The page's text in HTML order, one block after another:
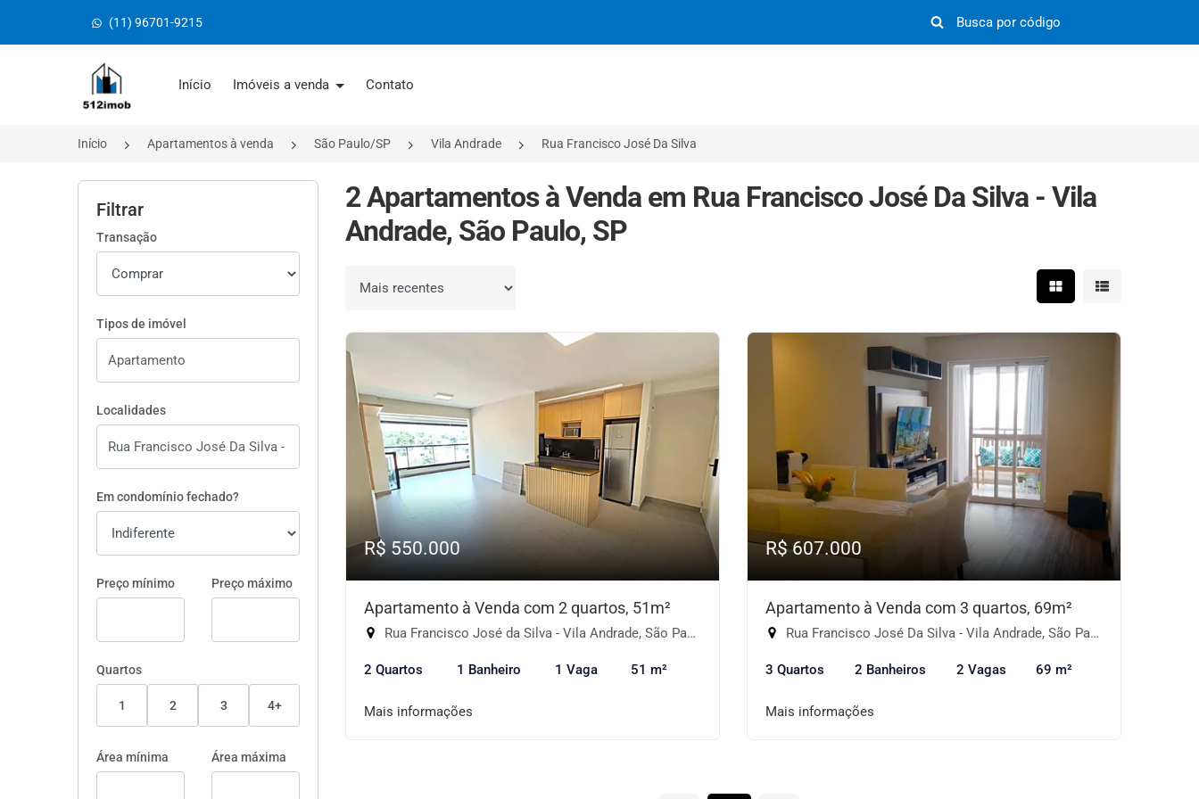
(11) 96701-9215
Página inicial
Início Imóveis a venda Contato
Início Apartamentos à venda São Paulo/SP Vila Andrade Rua Francisco José Da Silva
Filtrar
Transação
Tipos de imóvel
Localidades
Em condomínio fechado?
Preço mínimo Preço máximo
Quartos
1 2 3 4+
Área mínima Área máxima
2 Apartamentos à Venda em Rua Francisco José Da Silva - Vila
Andrade, São Paulo, SP
Ordenar por Mostrar resultados em
Mostrar
R$ 550.000
Apartamento à Venda com 2 quartos, 51m²
Rua Francisco José da Silva - Vila Andrade, São Paulo-SP
2 Quartos 1 Banheiro 1 Vaga 51 m²
Mais informações
R$ 607.000
Apartamento à Venda com 3 quartos, 69m²
Rua Francisco José Da Silva - Vila Andrade, São Paulo-SP
3 Quartos 2 Banheiros 2 Vagas 69 m²
Mais informações